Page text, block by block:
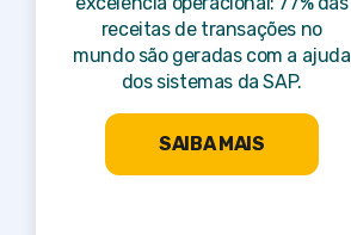
receitas de transações no
mundo são geradas com a ajuda
dos sistemas da SAP.
SAIBA MAIS